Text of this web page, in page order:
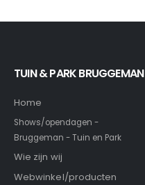
TUIN & PARK BRUGGEMAN
Home
Shows/opendagen -
Bruggeman - Tuin en Park
Wie zijn wij
Webwinkel/producten